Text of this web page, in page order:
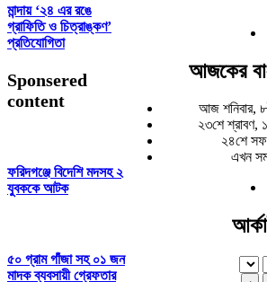
মান্দায় ‘২৪ এর রঙে
গ্রাফিতি ও চিত্রাঙ্কণ’
প্রতিযোগিতা
Sponsered
content
ফরিদগঞ্জে বিদেশি মদসহ ২
যুবককে আটক
৫০ গ্রাম গাঁজা সহ ০১ জন
মাদক ব্যবসায়ী গ্রেফতার
আজকের
আজ শনিবার,
২৩শে শ্রাবণ,
২৪শে
এখন